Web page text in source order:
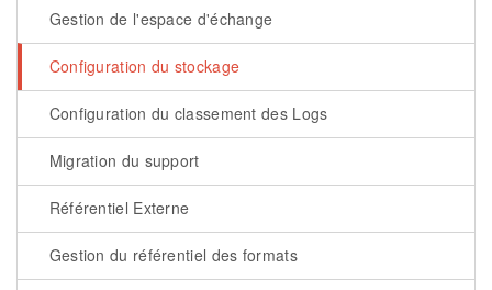
Gestion de l'espace d'échange
Configuration du stockage
Configuration du classement des Logs
Migration du support
Référentiel Externe
Gestion du référentiel des formats